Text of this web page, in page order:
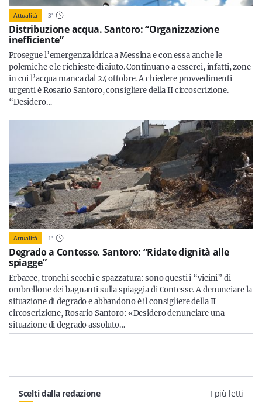
Attualità 3'
Distribuzione acqua. Santoro: “Organizzazione
inefficiente”
Prosegue l’emergenza idrica a Messina e con essa anche le
polemiche e le richieste di aiuto. Continuano a esserci, infatti, zone
in cui l’acqua manca dal 24 ottobre. A chiedere provvedimenti
urgenti è Rosario Santoro, consigliere della II circoscrizione.
“Desidero…
Attualità 1'
Degrado a Contesse. Santoro: “Ridate dignità alle
spiagge”
Erbacce, tronchi secchi e spazzatura: sono questi i “vicini” di
ombrellone dei bagnanti sulla spiaggia di Contesse. A denunciare la
situazione di degrado e abbandono è il consigliere della II
circoscrizione, Rosario Santoro: «Desidero denunciare una
situazione di degrado assoluto…
Scelti dalla redazione I più letti